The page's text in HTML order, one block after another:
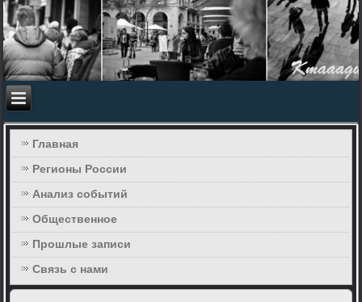
Главная
Регионы России
Анализ событий
Общественное
Прошлые записи
Связь с нами